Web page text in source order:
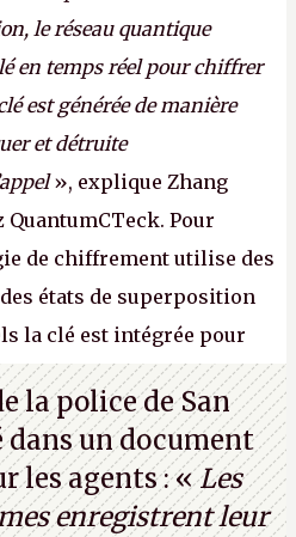
le réseau quantique
en temps réel pour chiffrer
est générée de manière
et détruite
», explique Zhang
Pour
de chiffrement utilise des
états de superposition
la clé est intégrée pour
entre des
comprenez rien ? C’est
avec le quantique.
la police de San
dans un document
les agents : «Les
enregistrent leur